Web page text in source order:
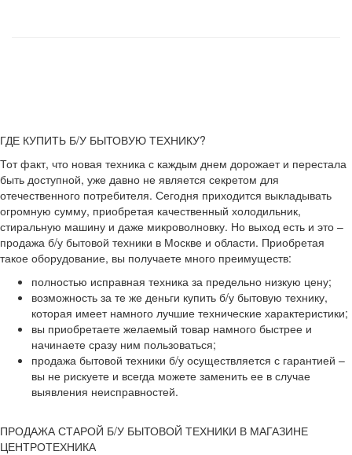
ГДЕ КУПИТЬ Б/У БЫТОВУЮ ТЕХНИКУ?
Тот факт, что новая техника с каждым днем дорожает и перестала
быть доступной, уже давно не является секретом для
отечественного потребителя. Сегодня приходится выкладывать
огромную сумму, приобретая качественный холодильник,
стиральную машину и даже микроволновку. Но выход есть и это –
продажа б/у бытовой техники в Москве и области. Приобретая
такое оборудование, вы получаете много преимуществ:
полностью исправная техника за предельно низкую цену;
возможность за те же деньги купить б/у бытовую технику,
которая имеет намного лучшие технические характеристики;
вы приобретаете желаемый товар намного быстрее и
начинаете сразу ним пользоваться;
продажа бытовой техники б/у осуществляется с гарантией –
вы не рискуете и всегда можете заменить ее в случае
выявления неисправностей.
ПРОДАЖА СТАРОЙ Б/У БЫТОВОЙ ТЕХНИКИ В МАГАЗИНЕ
ЦЕНТРОТЕХНИКА